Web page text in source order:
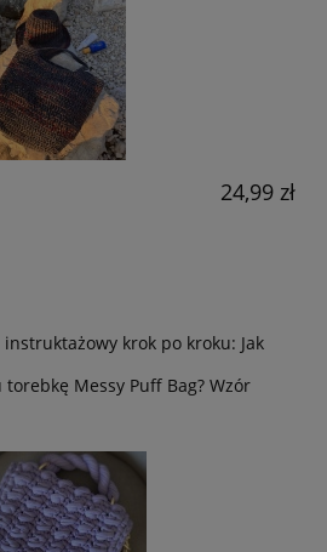
24,99 zł
krok po kroku: Jak
torebkę Messy Puff Bag? Wzór